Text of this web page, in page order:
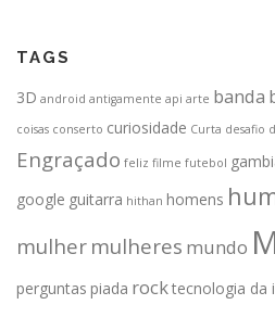
TAGS
3D android antigamente api arte banda
coisas conserto curiosidade Curta desafio
Engraçado feliz filme futebol
google guitarra hithan homens
mulher mulheres mundo
perguntas piada rocktecnologia da